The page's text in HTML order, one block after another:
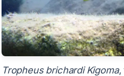
Tropheus brichardi Kigoma,